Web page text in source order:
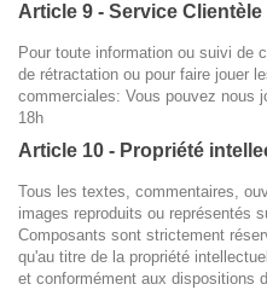
Article 9 - Service Clientèle
Pour toute information ou suivi de
de rétractation ou pour faire jouer
commerciales: Vous pouvez nous
18h
Article 10 - Propriété
Tous les textes, commentaires,
images reproduits ou représentés
Composants sont strictement
qu'au titre de la propriété
et conformément aux dispositions